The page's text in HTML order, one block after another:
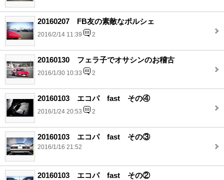
20160207 FB友の素敵なポルシェ
2016/2/14 11:39 2
20160130 フェラ子でオサシンのお稽古
2016/1/30 10:33 2
20160103 エコパ fast その④
2016/1/24 20:53 2
20160103 エコパ fast その③
2016/1/16 21:52
20160103 エコパ fast その②